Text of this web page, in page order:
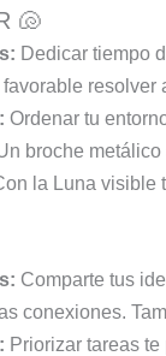
🐚
Dedicar tiempo
Ordenar tu
broche
la Luna visible
Comparte tus
conexiones.
Priorizar tareas